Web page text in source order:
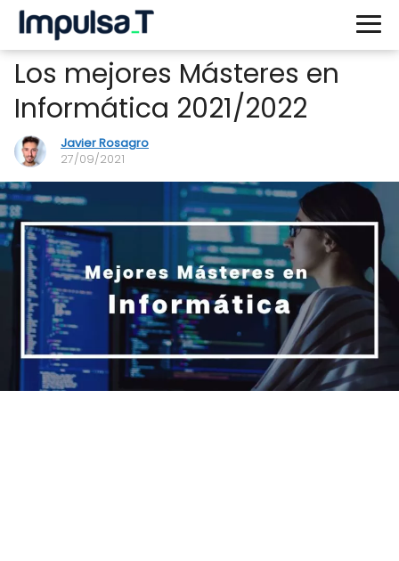
Los mejores Másteres en
Informática 2021/2022
Javier Rosagro
27/09/2021